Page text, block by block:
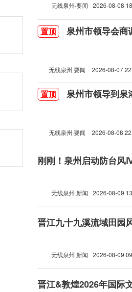
无线泉州·要闻 2026-08-08
置顶 泉州市领导会商
无线泉州·要闻 2026-08-07
置顶 泉州市领导到泉
无线泉州·要闻 2026-08-08
刚刚！泉州启动防台风
无线泉州 新闻 2026-08-09
晋江九十九溪流域田园
无线泉州 新闻 2026-08-09
晋江&敦煌2026年国际